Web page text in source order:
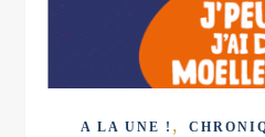
A LA UNE ! ,